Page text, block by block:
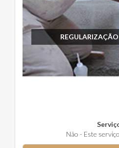
Não - Este